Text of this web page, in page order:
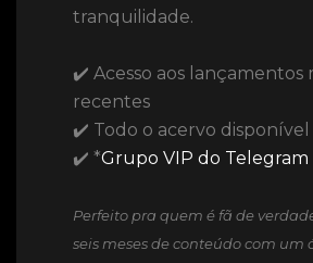
tranquilidade.
✔️ Acesso aos lançamentos
recentes
✔️ Todo o acervo disponível
✔️ *Grupo VIP do Telegram
Perfeito pra quem é fã de
seis meses de conteúdo com um